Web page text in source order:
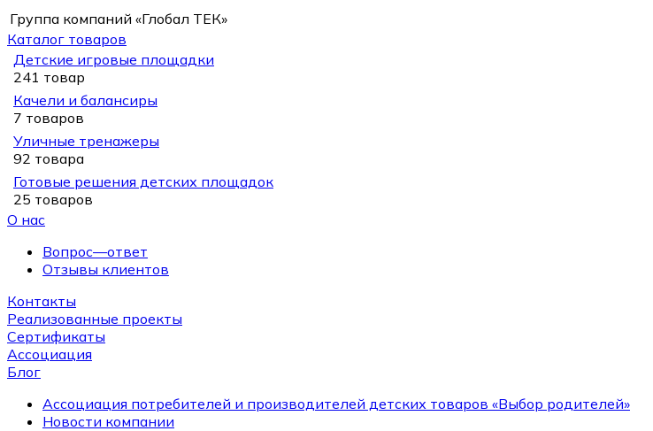
Группа компаний «Глобал ТЕК»
Каталог товаров
Детские игровые площадки
241 товар
Качели и балансиры
7 товаров
Уличные тренажеры
92 товара
Готовые решения детских площадок
25 товаров
О нас
Вопрос—ответ
Отзывы клиентов
Контакты
Реализованные проекты
Сертификаты
Ассоциация
Блог
Ассоциация потребителей и производителей детских товаров «Выбор родителей»
Новости компании